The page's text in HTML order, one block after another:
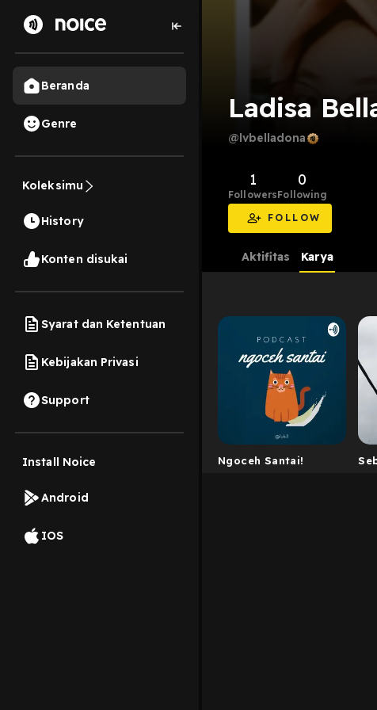
Beranda
Genre
Koleksimu
History
Konten disukai
Syarat dan Ketentuan
Kebijakan Privasi
Support
Install Noice
Android
IOS
Ladisa
@lvbelladona
1
Followers
0
Following
FOLLOW
Aktifitas Karya
Ngoceh Santai!